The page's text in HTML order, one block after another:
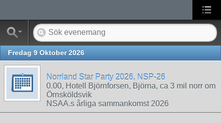
Fredag 9 Oktober 2026
Norrland Star Party 2026, NSP-26
0.00, Hotell Björnforsen, Björna, ca 3 mil norr om
Örnsköldsvik
NSAA.s årliga sammankomst 2026